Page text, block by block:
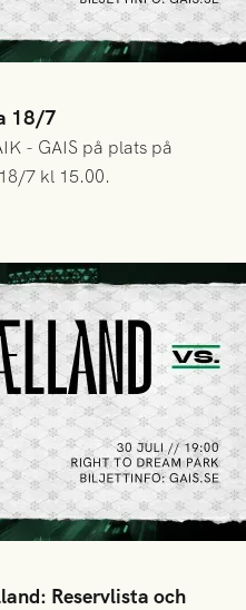
18/7
- GAIS på plats på
7 kl 15.00.
Reservlista och